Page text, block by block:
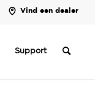
Vind een dealer
Support